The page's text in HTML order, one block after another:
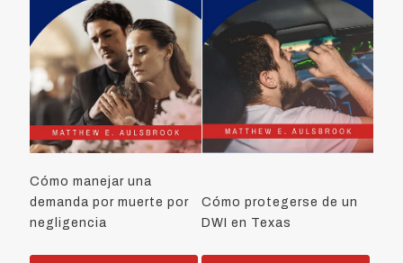
Cómo manejar una
demanda por muerte por
negligencia
Cómo protegerse de un
DWI en Texas